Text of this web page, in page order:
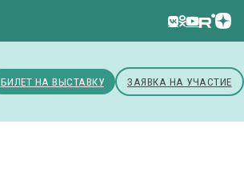
БИЛЕТ НА ВЫСТАВКУ ЗАЯВКА НА УЧАСТИЕ